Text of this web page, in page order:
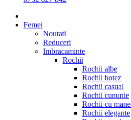
Femei
Noutati
Reduceri
Imbracaminte
Rochii
Rochii albe
Rochii botez
Rochii casual
Rochii cununie
Rochii cu
Rochii elegante